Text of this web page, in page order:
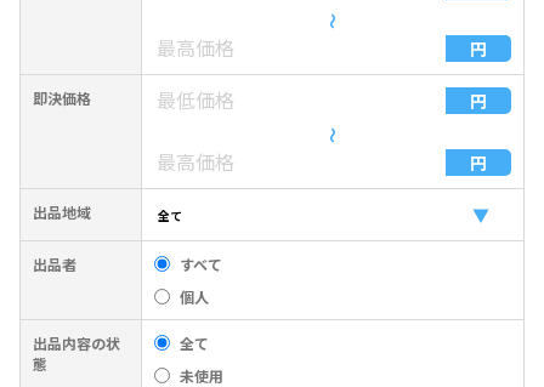
〜
即決価格
〜
出品地域
出品者
すべて
個人
出品内容の状
態
全て
未使用